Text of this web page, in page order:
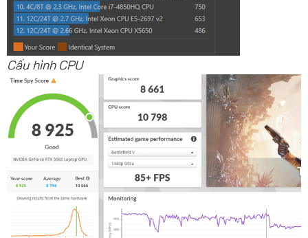
Cấu hình CPU